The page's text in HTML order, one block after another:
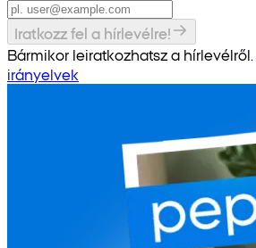
Iratkozz fel a hírlevélre!
Bármikor leiratkozhatsz a hírlevélről.
irányelvek